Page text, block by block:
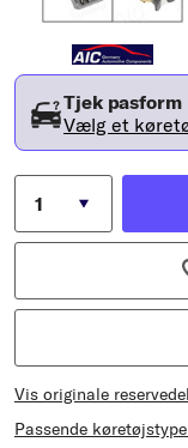
Tjek pasform
Vælg et
Vis originale
Passende